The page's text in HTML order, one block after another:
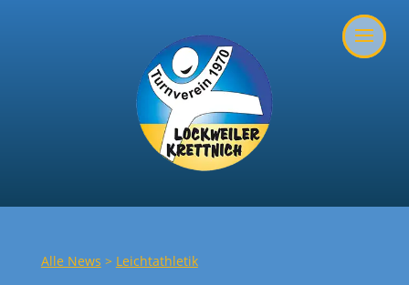
Alle News > Leichtathletik